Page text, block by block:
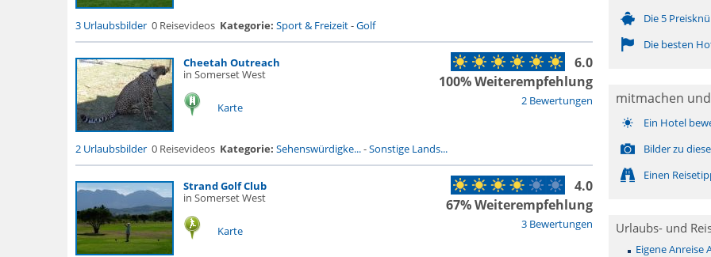
3 Urlaubsbilder 0 Reisevideos Kategorie: Sport & Freizeit-Golf
Cheetah Outreach
in Somerset West
Karte 2 Bewertungen
6.0
100% Weiterempfehlung
2 Urlaubsbilder 0 Reisevideos Kategorie: Sehenswürdigke...-Sonstige Lands...
Strand Golf Club
in Somerset West
Karte 3 Bewertungen
4.0
67% Weiterempfehlung
Die 5
Die besten
mitmachen
Ein Hotel
Bilder zu
Einen
Urlaubs- und
Eigene Anreise